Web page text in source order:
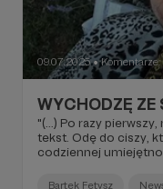
09.07.2025 ● Komentarze:
WYCHODZĘ ZE
"(...) Po razy
tekst. Odę do ciszy,
codziennej
swoim powołaniu.
Bartek Fetysz